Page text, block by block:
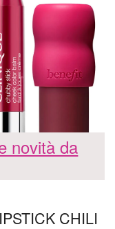
novità da
CHILI